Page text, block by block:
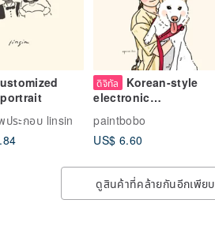
ประกอบ linsin
ดิจิทัล
Korean-style
electronic
illustrations that
resemble facial
expressions can be
paintbobo
US$ 6.60
ดูสินค้าที่คล้ายกันอีกเพียบ